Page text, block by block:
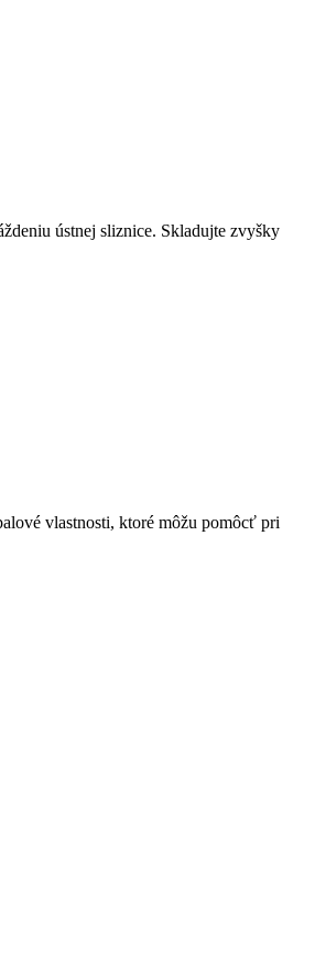
ústnej sliznice. Skladujte zvyšky
vlastnosti, ktoré môžu pomôcť pri